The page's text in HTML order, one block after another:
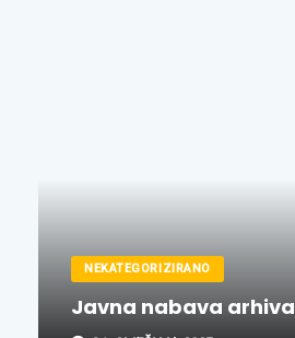
NEKATEGORIZIRANO
Javna nabava arhiva